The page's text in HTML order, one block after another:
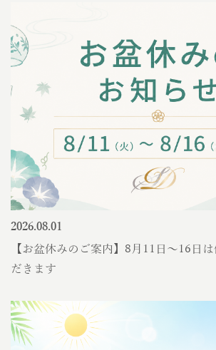
2026.08.01
【お盆休みのご案内】8月11日〜16日
だきます